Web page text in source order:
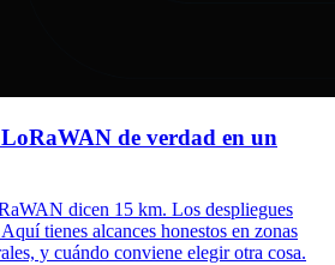
de verdad en un
dicen 15 km. Los despliegues
tienes alcances honestos en zonas
y cuándo conviene elegir otra cosa.